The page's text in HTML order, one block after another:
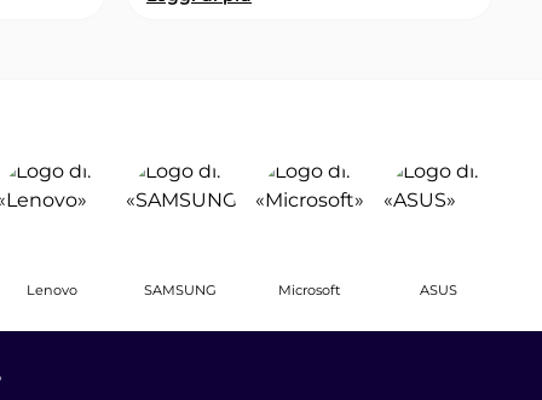
Lenovo SAMSUNG Microsoft ASUS